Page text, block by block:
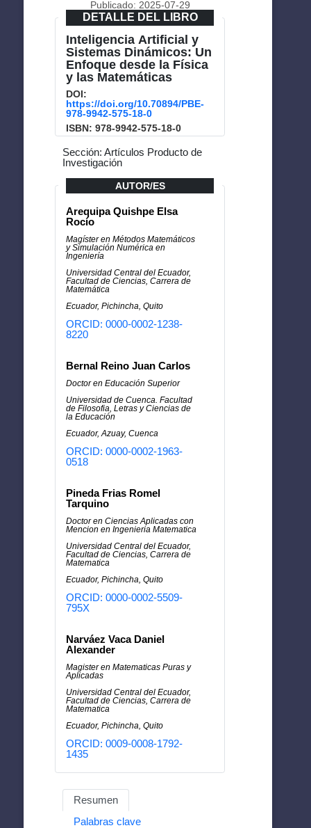
Publicado: 2025-07-29
DETALLE DEL LIBRO
Inteligencia Artificial y
Sistemas Dinámicos: Un
Enfoque desde la Física
y las Matemáticas
DOI:
https://doi.org/10.70894/PBE-
978-9942-575-18-0
ISBN: 978-9942-575-18-0
Sección: Artículos Producto de
Investigación
AUTOR/ES
Arequipa Quishpe Elsa
Rocío
Magíster en Métodos Matemáticos
y Simulación Numérica en
Ingeniería
Universidad Central del Ecuador,
Facultad de Ciencias, Carrera de
Matemática
Ecuador, Pichincha, Quito
ORCID: 0000-0002-1238-
8220
Bernal Reino Juan Carlos
Doctor en Educación Superior
Universidad de Cuenca. Facultad
de Filosofia, Letras y Ciencias de
la Educación
Ecuador, Azuay, Cuenca
ORCID: 0000-0002-1963-
0518
Pineda Frias Romel
Tarquino
Doctor en Ciencias Aplicadas con
Mencion en Ingenieria Matematica
Universidad Central del Ecuador,
Facultad de Ciencias, Carrera de
Matematica
Ecuador, Pichincha, Quito
ORCID: 0000-0002-5509-
795X
Narváez Vaca Daniel
Alexander
Magister en Matematicas Puras y
Aplicadas
Universidad Central del Ecuador,
Facultad de Ciencias, Carrera de
Matematica
Ecuador, Pichincha, Quito
ORCID: 0009-0008-1792-
1435
Resumen
Palabras clave